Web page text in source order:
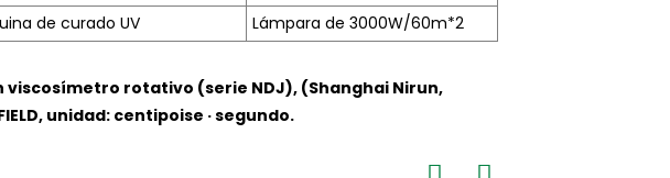
de curado UV Lámpara de 3000W/60m*2
viscosímetro rotativo (serie NDJ), (Shanghai Nirun,
unidad: centipoise · segundo.